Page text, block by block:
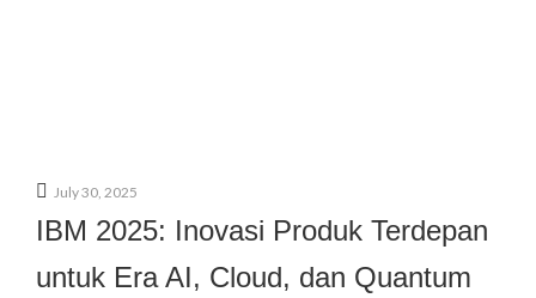
July 30, 2025
IBM 2025: Inovasi Produk Terdepan
untuk Era AI, Cloud, dan Quantum